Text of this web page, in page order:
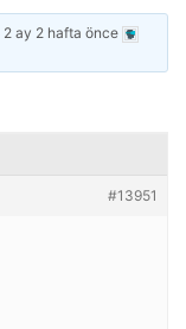
2 ay 2 hafta önce
#13951